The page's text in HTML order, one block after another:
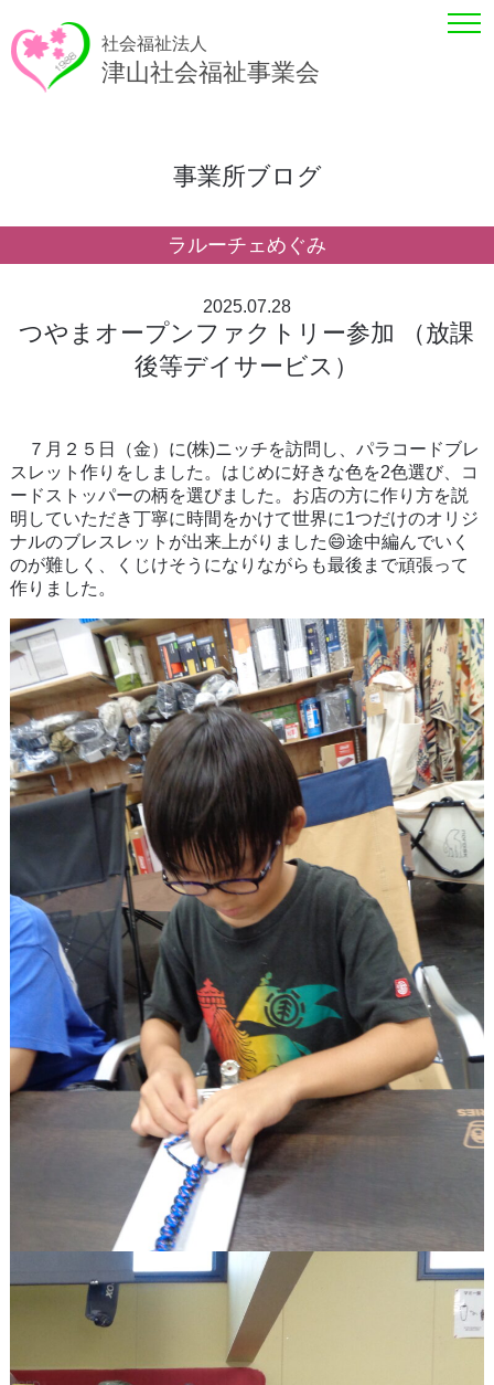
社会福祉法人
津山社会福祉事業会
事業所ブログ
ラルーチェめぐみ
2025.07.28
つやまオープンファクトリー参加 （放課
後等デイサービス）
７月２５日（金）に(株)ニッチを訪問し、パラコードブレ
スレット作りをしました。はじめに好きな色を2色選び、コ
ードストッパーの柄を選びました。お店の方に作り方を説
明していただき丁寧に時間をかけて世界に1つだけのオリジ
ナルのブレスレットが出来上がりました😄途中編んでいく
のが難しく、くじけそうになりながらも最後まで頑張って
作りました。